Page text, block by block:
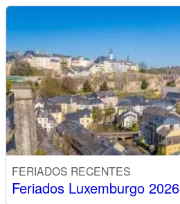
FERIADOS RECENTES
Feriados Luxemburgo 2026